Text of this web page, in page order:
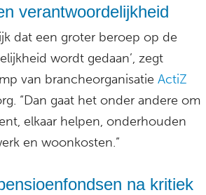
verantwoordelijkheid
dat een groter beroep op de
wordt gedaan’, zegt
van brancheorganisatie ActiZ
“Dan gaat het onder andere om
elkaar helpen, onderhouden
en woonkosten.”
na kritiek